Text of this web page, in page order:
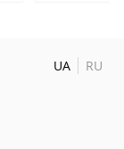
UA RU